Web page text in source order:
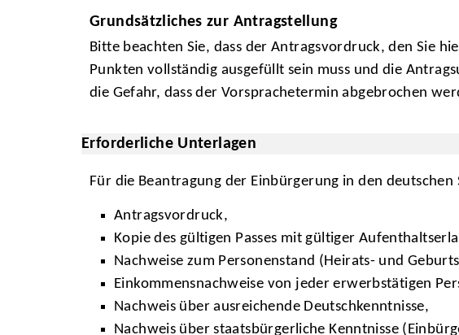
Grundsätzliches zur Antragstellung
Bitte beachten Sie, dass der Antragsvordruck, den Sie
Punkten vollständig ausgefüllt sein muss und die
die Gefahr, dass der Vorsprachetermin abgebrochen
Erforderliche Unterlagen
Für die Beantragung der Einbürgerung in den
Antragsvordruck,
Kopie des gültigen Passes mit gültiger
Nachweise zum Personenstand (Heirats- und
Einkommensnachweise von jeder erwerbstätigen
Nachweis über ausreichende Deutschkenntnisse,
Nachweis über staatsbürgerliche Kenntnisse